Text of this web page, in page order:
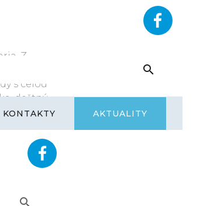
KONTAKTY AKTUALITY
Z
s celou
deštný
vyzkoušet